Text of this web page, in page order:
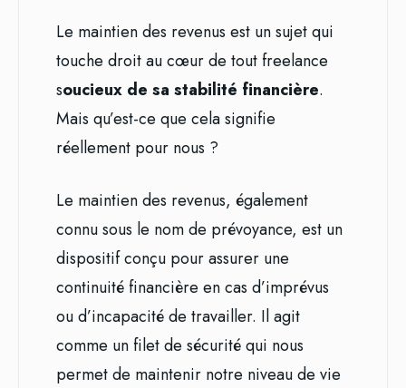
Le maintien des revenus est un sujet qui
touche droit au cœur de tout freelance
soucieux de sa stabilité financière.
Mais qu’est-ce que cela signifie
réellement pour nous ?
Le maintien des revenus, également
connu sous le nom de prévoyance, est un
dispositif conçu pour assurer une
continuité financière en cas d’imprévus
ou d’incapacité de travailler. Il agit
comme un filet de sécurité qui nous
permet de maintenir notre niveau de vie